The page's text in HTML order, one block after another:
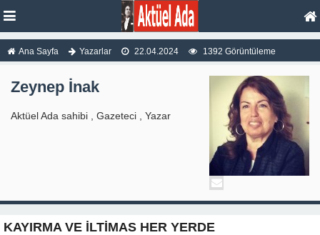
Ana Sayfa Yazarlar 22.04.2024 1392 Görüntüleme
Zeynep İnak
Aktüel Ada sahibi , Gazeteci , Yazar
KAYIRMA VE İLTİMAS HER YERDE